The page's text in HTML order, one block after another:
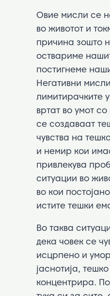
Овие мисли се
во животот и
причина зошто
оствариме
постигнеме
Негативни
лимитирачките
вртат во умот
се создаваат
чувства на
и немир кои
привлекува
ситуации во
во кои
истите тешки
Во таква
дека човек се
исцрпено и
јаснотија,
концентрира.